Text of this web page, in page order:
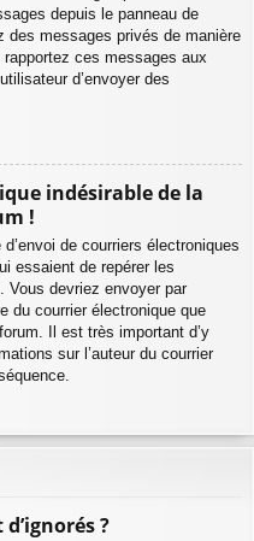
depuis le panneau de
des messages privés de manière
ces messages aux
d’envoyer des
indésirable de la
!
de courriers électroniques
essaient de repérer les
Vous devriez envoyer par
du courrier électronique que
Il est très important d’y
sur l’auteur du courrier
?